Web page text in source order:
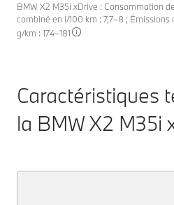
BMW X2 M35i xDrive : Consommation
combiné en l/100 km : 7,7–8 ; Émissions
g/km : 174–181
Caractéristiques
la BMW X2 M35i